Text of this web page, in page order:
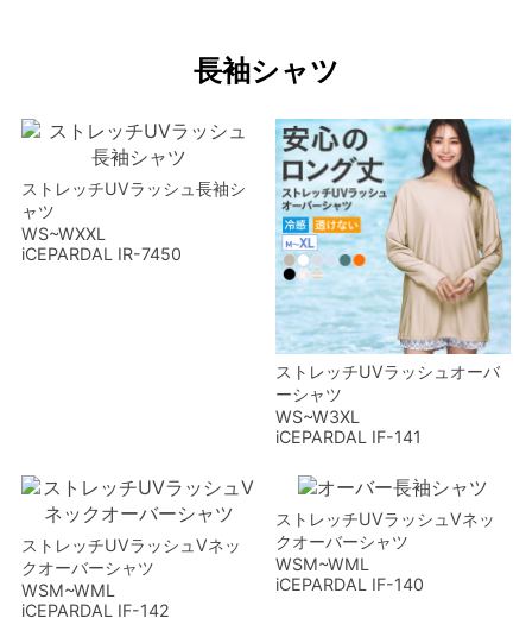
長袖シャツ
ストレッチUVラッシュ長袖シ
ャツ
WS~WXXL
iCEPARDAL IR-7450
ストレッチUVラッシュオーバ
ーシャツ
WS~W3XL
iCEPARDAL IF-141
ストレッチUVラッシュVネッ
クオーバーシャツ
WSM~WML
iCEPARDAL IF-142
ストレッチUVラッシュVネッ
クオーバーシャツ
WSM~WML
iCEPARDAL IF-140